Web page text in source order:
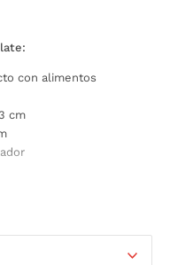
con alimentos
cm